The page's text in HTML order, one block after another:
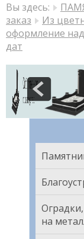
Вы здесь:
заказ
Из
оформление
дат
на